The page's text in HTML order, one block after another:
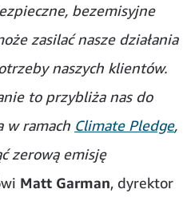
bezemisyjne
zasilać nasze działania
naszych klientów.
to przybliża nas do
w ramach Climate Pledge,
zerową emisję
Matt Garman, dyrektor